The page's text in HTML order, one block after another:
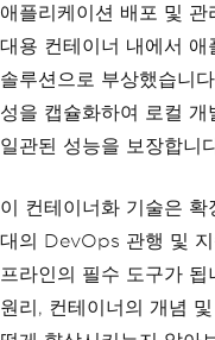
애플리케이션 배포 및
대용 컨테이너 내에서 애
솔루션으로 부상했습니
성을 캡슐화하여 로컬 개
일관된 성능을 보장합니
이 컨테이너화 기술은
대의 DevOps 관행 및
프라인의 필수 도구가
원리, 컨테이너의 개념